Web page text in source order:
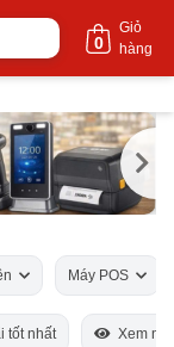
Giỏ
hàng
0
Máy POS
tốt nhất Xem